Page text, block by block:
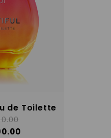
de Toilette